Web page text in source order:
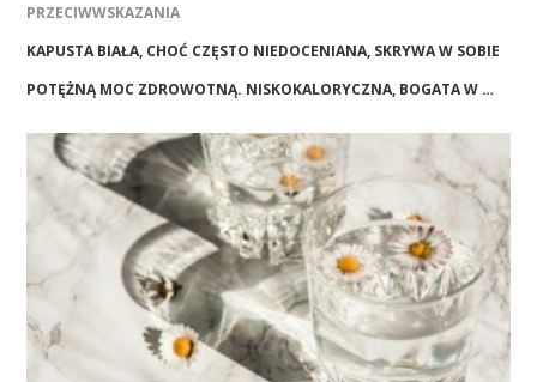
PRZECIWWSKAZANIA
KAPUSTA BIAŁA, CHOĆ CZĘSTO NIEDOCENIANA, SKRYWA W SOBIE
POTĘŻNĄ MOC ZDROWOTNĄ. NISKOKALORYCZNA, BOGATA W …